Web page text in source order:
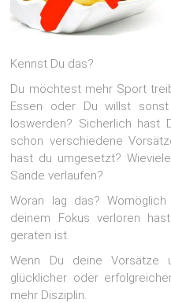
Kennst Du das?
Du möchtest mehr Sport
Essen oder Du willst
loswerden? Sicherlich hast
schon verschiedene
hast du umgesetzt?
Sande verlaufen?
Woran lag das?
deinem Fokus verloren
geraten ist.
Wenn Du deine Vorsätze
glücklicher oder
mehr Disziplin.